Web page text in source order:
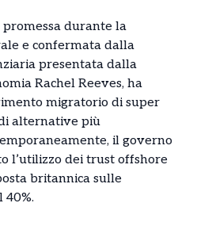
promessa durante la
e confermata dalla
presentata dalla
Rachel Reeves, ha
migratorio di super
alternative più
il governo
l’utilizzo dei trust offshore
britannica sulle
40%.